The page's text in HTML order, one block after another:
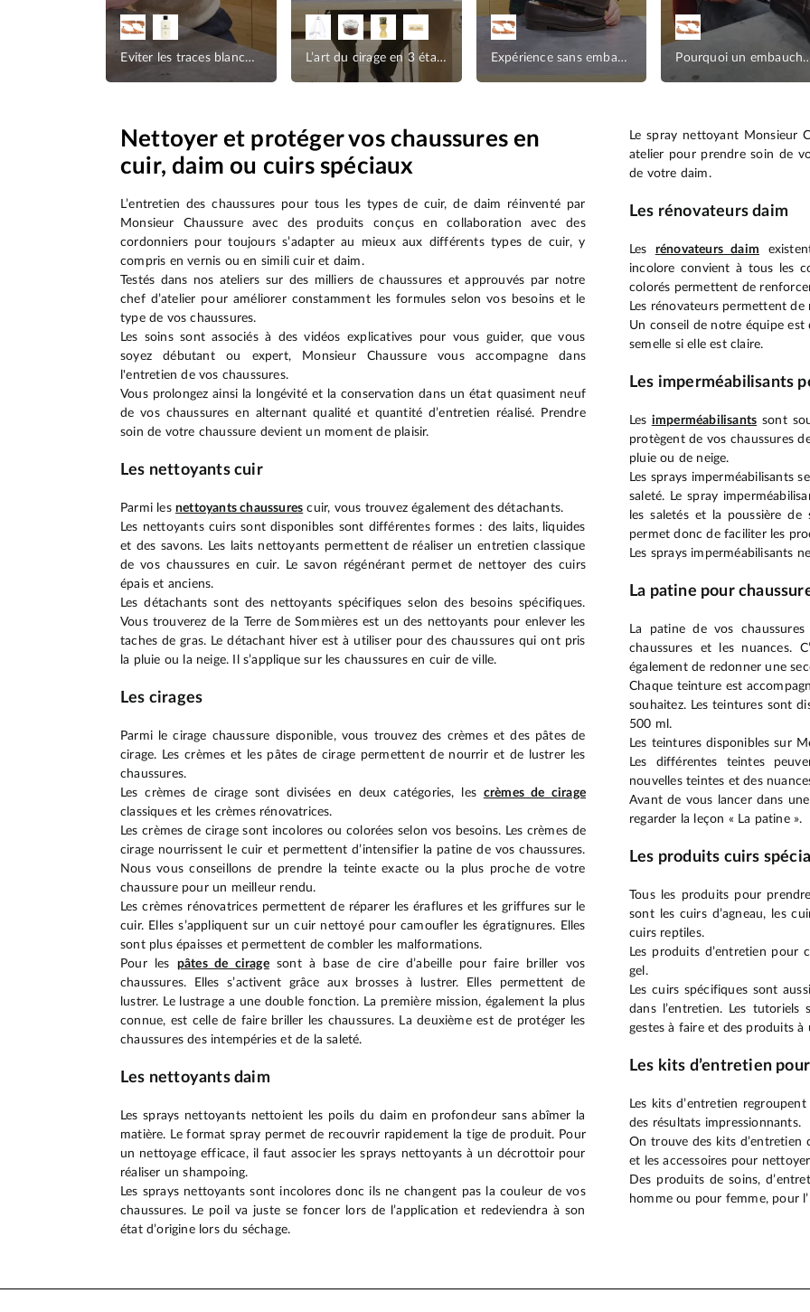
Eviter les traces blanches L’art du cirage en 3 étapes Expérience sans embauchoir Pourquoi un
Nettoyer et protéger vos chaussures en
cuir, daim ou cuirs spéciaux
L’entretien des chaussures pour tous les types de cuir, de daim réinventé par
Monsieur Chaussure avec des produits conçus en collaboration avec des
cordonniers pour toujours s’adapter au mieux aux différents types de cuir, y
compris en vernis ou en simili cuir et daim.
Testés dans nos ateliers sur des milliers de chaussures et approuvés par notre
chef d’atelier pour améliorer constamment les formules selon vos besoins et le
type de vos chaussures.
Les soins sont associés à des vidéos explicatives pour vous guider, que vous
soyez débutant ou expert, Monsieur Chaussure vous accompagne dans
l'entretien de vos chaussures.
Vous prolongez ainsi la longévité et la conservation dans un état quasiment neuf
de vos chaussures en alternant qualité et quantité d’entretien réalisé. Prendre
soin de votre chaussure devient un moment de plaisir.
Les nettoyants cuir
Parmi les nettoyants chaussures cuir, vous trouvez également des détachants.
Les nettoyants cuirs sont disponibles sont différentes formes : des laits, liquides
et des savons. Les laits nettoyants permettent de réaliser un entretien classique
de vos chaussures en cuir. Le savon régénérant permet de nettoyer des cuirs
épais et anciens.
Les détachants sont des nettoyants spécifiques selon des besoins spécifiques.
Vous trouverez de la Terre de Sommières est un des nettoyants pour enlever les
taches de gras. Le détachant hiver est à utiliser pour des chaussures qui ont pris
la pluie ou la neige. Il s’applique sur les chaussures en cuir de ville.
Les cirages
Parmi le cirage chaussure disponible, vous trouvez des crèmes et des pâtes de
cirage. Les crèmes et les pâtes de cirage permettent de nourrir et de lustrer les
chaussures.
Les crèmes de cirage sont divisées en deux catégories, les crèmes de cirage
classiques et les crèmes rénovatrices.
Les crèmes de cirage sont incolores ou colorées selon vos besoins. Les crèmes de
cirage nourrissent le cuir et permettent d’intensifier la patine de vos chaussures.
Nous vous conseillons de prendre la teinte exacte ou la plus proche de votre
chaussure pour un meilleur rendu.
Les crèmes rénovatrices permettent de réparer les éraflures et les griffures sur le
cuir. Elles s’appliquent sur un cuir nettoyé pour camoufler les égratignures. Elles
sont plus épaisses et permettent de combler les malformations.
Pour les pâtes de ciragesont à base de cire d’abeille pour faire briller vos
chaussures. Elles s’activent grâce aux brosses à lustrer. Elles permettent de
lustrer. Le lustrage a une double fonction. La première mission, également la plus
connue, est celle de faire briller les chaussures. La deuxième est de protéger les
chaussures des intempéries et de la saleté.
Les nettoyants daim
Les sprays nettoyants nettoient les poils du daim en profondeur sans abîmer la
matière. Le format spray permet de recouvrir rapidement la tige de produit. Pour
un nettoyage efficace, il faut associer les sprays nettoyants à un décrottoir pour
réaliser un shampoing.
Les sprays nettoyants sont incolores donc ils ne changent pas la couleur de vos
chaussures. Le poil va juste se foncer lors de l’application et redeviendra à son
état d’origine lors du séchage.
Le spray nettoyant Monsieur
atelier pour prendre soin de
de votre daim.
Les rénovateurs daim
Les rénovateurs daim
incolore convient à tous les
colorés permettent de
Les rénovateurs permettent
Un conseil de notre équipe
semelle si elle est claire.
Les imperméabilisants
Les imperméabilisants sont
protègent de vos chaussures
pluie ou de neige.
Les sprays imperméabilisants
saleté. Le spray
les saletés et la poussière de
permet donc de faciliter les
Les sprays imperméabilisants
La patine pour
La patine de vos
chaussures et les nuances.
également de redonner une
Chaque teinture est
souhaitez. Les teintures sont
500 ml.
Les teintures disponibles sur
Les différentes teintes
nouvelles teintes et des
Avant de vous lancer dans
regarder la leçon « La patine ».
Les produits cuirs
Tous les produits pour
sont les cuirs d’agneau, les
cuirs reptiles.
Les produits d’entretien pour
gel.
Les cuirs spécifiques sont
dans l’entretien. Les
gestes à faire et des produits à
Les kits d’entretien
Les kits d’entretien
des résultats impressionnants.
On trouve des kits d’entretien
et les accessoires pour
Des produits de soins,
homme ou pour femme, pour